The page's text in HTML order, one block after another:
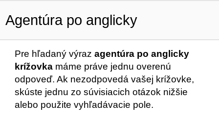
Agentúra po anglicky
Pre hľadaný výraz agentúra po anglicky
krížovka máme práve jednu overenú
odpoveď. Ak nezodpovedá vašej krížovke,
skúste jednu zo súvisiacich otázok nižšie
alebo použite vyhľadávacie pole.